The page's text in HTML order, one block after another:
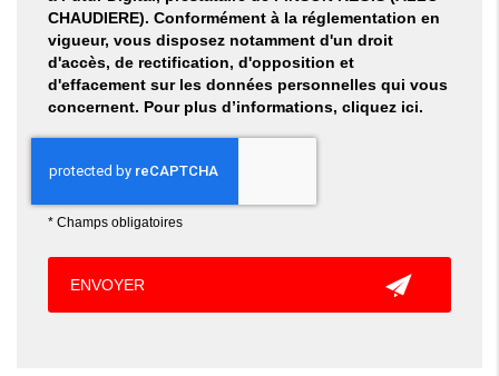
CHAUDIERE). Conformément à la réglementation en
vigueur, vous disposez notamment d'un droit
d'accès, de rectification, d'opposition et
d'effacement sur les données personnelles qui vous
concernent. Pour plus d’informations, cliquez ici.
* Champs obligatoires